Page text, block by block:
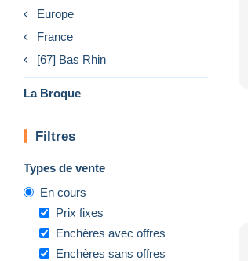
Europe
France
[67] Bas Rhin
La Broque
Filtres
Types de vente
En cours
Prix fixes
Enchères avec offres
Enchères sans offres